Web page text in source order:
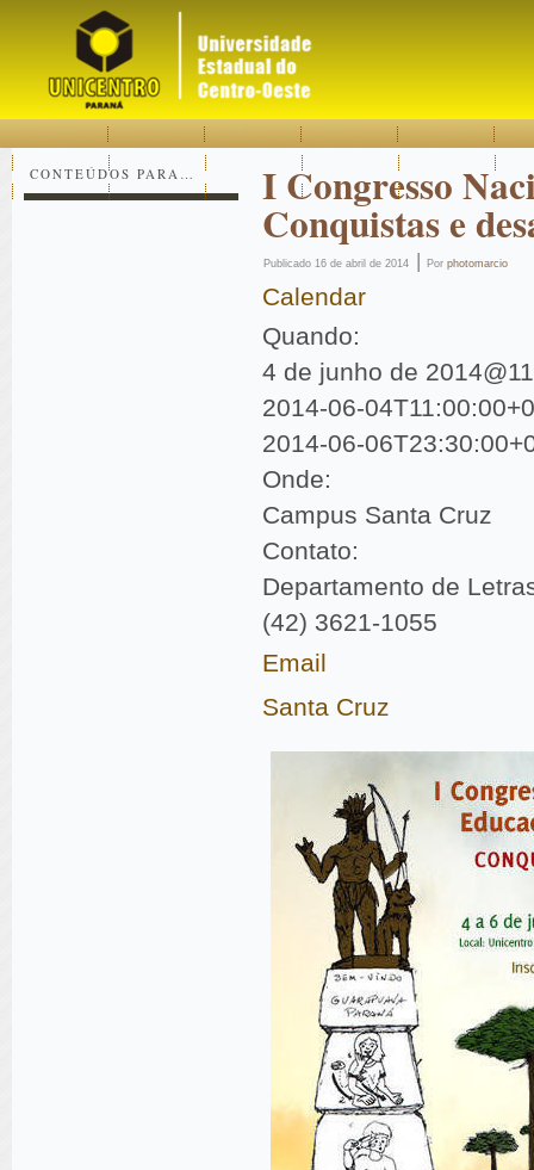
CONTEÚDOS PARA… I Congresso
Conquistas e
Publicado 16 de abril de 2014 | Por photomarcio
Calendar
Quando:
4 de junho de
2014-06-
2014-06-
Onde:
Campus Santa Cruz
Contato:
Departamento de
(42) 3621-1055
Email
Santa Cruz